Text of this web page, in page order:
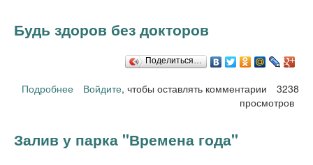
Будь здоров без докторов
Поделиться…
Подробнее о Будь здоров без докторов
Войдите, чтобы оставлять комментарии
3238
просмотров
Залив у парка "Времена года"